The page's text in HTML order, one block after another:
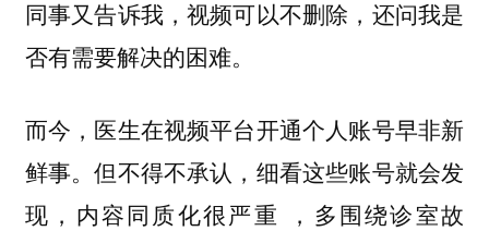
同事又告诉我，视频可以不删除，还问我是
否有需要解决的困难。
而今，医生在视频平台开通个人账号早非新
鲜事。但不得不承认，细看这些账号就会发
现，内容同质化很严重 ，多围绕诊室故